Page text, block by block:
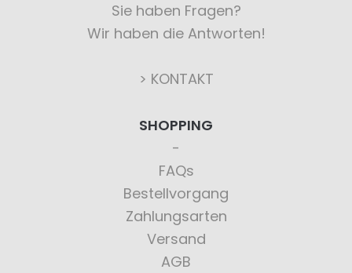
Sie haben Fragen?
Wir haben die Antworten!
> KONTAKT
SHOPPING
FAQs
Bestellvorgang
Zahlungsarten
Versand
AGB